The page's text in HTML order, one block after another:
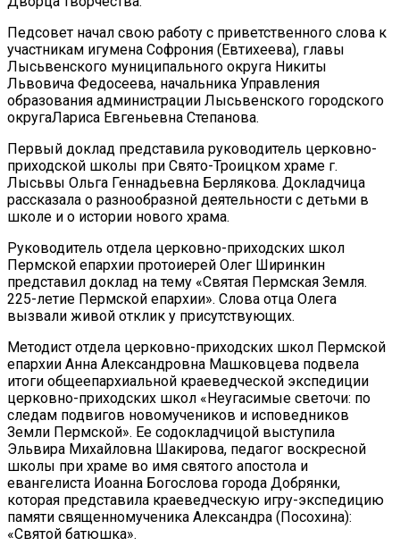
Педсовет начал свою работу с приветственного слова к
участникам игумена Софрония (Евтихеева), главы
Лысьвенского муниципального округа Никиты
Львовича Федосеева, начальника Управления
образования администрации Лысьвенского городского
округаЛариса Евгеньевна Степанова.
Первый доклад представила руководитель церковно-
приходской школы при Свято-Троицком храме г.
Лысьвы Ольга Геннадьевна Берлякова. Докладчица
рассказала о разнообразной деятельности с детьми в
школе и о истории нового храма.
Руководитель отдела церковно-приходских школ
Пермской епархии протоиерей Олег Ширинкин
представил доклад на тему «Святая Пермская Земля.
225-летие Пермской епархии». Слова отца Олега
вызвали живой отклик у присутствующих.
Методист отдела церковно-приходских школ Пермской
епархии Анна Александровна Машковцева подвела
итоги общеепархиальной краеведческой экспедиции
церковно-приходских школ «Неугасимые светочи: по
следам подвигов новомучеников и исповедников
Земли Пермской». Ее содокладчицой выступила
Эльвира Михайловна Шакирова, педагог воскресной
школы при храме во имя святого апостола и
евангелиста Иоанна Богослова города Добрянки,
которая представила краеведческую игру-экспедицию
памяти священномученика Александра (Посохина):
«Святой батюшка».